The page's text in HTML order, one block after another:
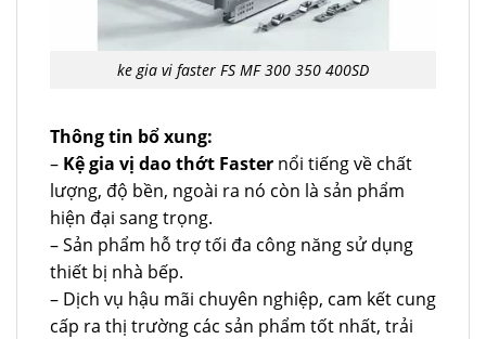
ke gia vi faster FS MF 300 350 400SD
Thông tin bổ xung:
– Kệ gia vị dao thớt Faster nổi tiếng về chất
lượng, độ bền, ngoài ra nó còn là sản phẩm
hiện đại sang trọng.
– Sản phẩm hỗ trợ tối đa công năng sử dụng
thiết bị nhà bếp.
– Dịch vụ hậu mãi chuyên nghiệp, cam kết cung
cấp ra thị trường các sản phẩm tốt nhất, trải